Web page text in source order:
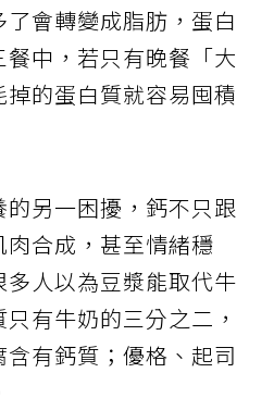
會轉變成脂肪，蛋白
中，若只有晚餐「大
的蛋白質就容易囤積
另一困擾，鈣不只跟
合成，甚至情緒穩
人以為豆漿能取代牛
有牛奶的三分之二，
有鈣質；優格、起司